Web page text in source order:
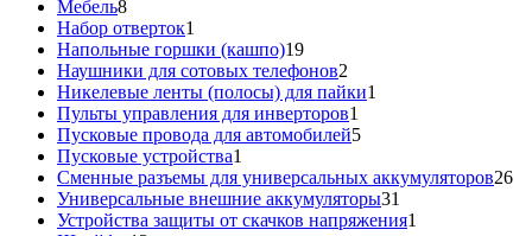
Мебель88
товаров
Набор отверток1
товар
Напольные горшки (кашпо)1919
товаров
Наушники для сотовых телефонов2
товара
Никелевые ленты (полосы) для пайки1
Пульты управления для инверторов1
товар
Пусковые провода для автомобилей55
Пусковые устройства1
товар
Сменные разъемы для универсальных аккумуляторов2626
Универсальные внешние аккумуляторы31
товар
Устройства защиты от скачков напряжения1